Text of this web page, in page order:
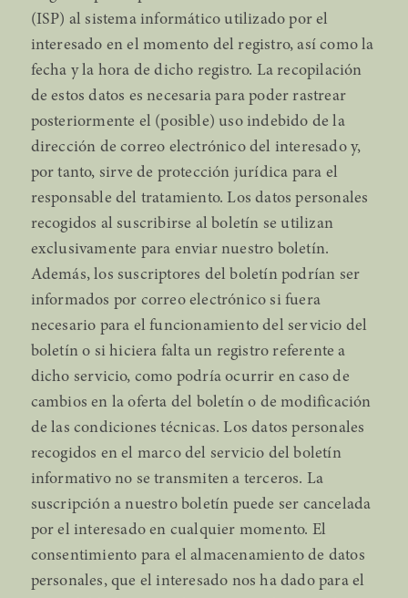
(ISP) al sistema informático utilizado por el
interesado en el momento del registro, así como la
fecha y la hora de dicho registro. La recopilación
de estos datos es necesaria para poder rastrear
posteriormente el (posible) uso indebido de la
dirección de correo electrónico del interesado y,
por tanto, sirve de protección jurídica para el
responsable del tratamiento. Los datos personales
recogidos al suscribirse al boletín se utilizan
exclusivamente para enviar nuestro boletín.
Además, los suscriptores del boletín podrían ser
informados por correo electrónico si fuera
necesario para el funcionamiento del servicio del
boletín o si hiciera falta un registro referente a
dicho servicio, como podría ocurrir en caso de
cambios en la oferta del boletín o de modificación
de las condiciones técnicas. Los datos personales
recogidos en el marco del servicio del boletín
informativo no se transmiten a terceros. La
suscripción a nuestro boletín puede ser cancelada
por el interesado en cualquier momento. El
consentimiento para el almacenamiento de datos
personales, que el interesado nos ha dado para el